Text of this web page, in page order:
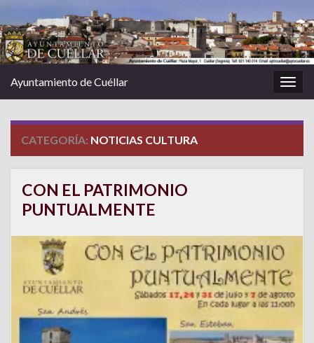
la
Ayuntamiento de Cuéllar
CATEGORÍA: NOTICIAS CULTURA
CON EL PATRIMONIO
PUNTUALMENTE